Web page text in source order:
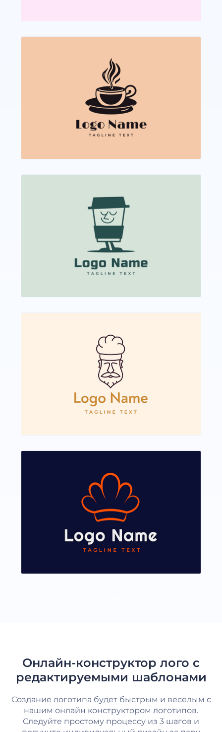
Онлайн-конструктор лого с
редактируемыми шаблонами
Создание логотипа будет быстрым и веселым с
нашим онлайн конструктором логотипов.
Следуйте простому процессу из 3 шагов и